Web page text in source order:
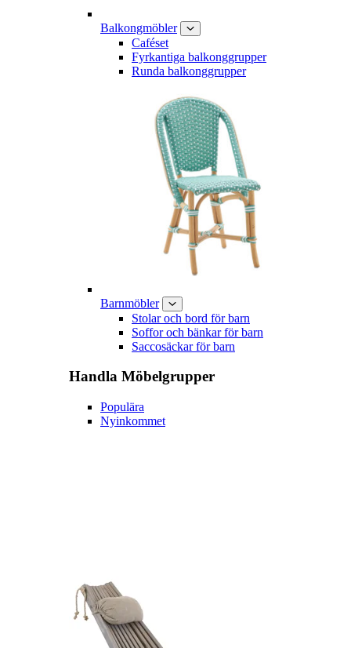
Balkongmöbler
Caféset
Fyrkantiga balkonggrupper
Runda balkonggrupper
Barnmöbler
Stolar och bord för barn
Soffor och bänkar för barn
Saccosäckar för barn
Handla Möbelgrupper
Populära
Nyinkommet